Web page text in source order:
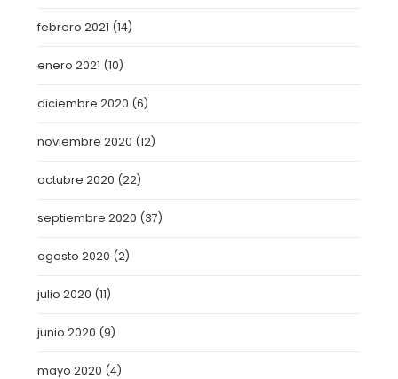
febrero 2021 (14)
enero 2021 (10)
diciembre 2020 (6)
noviembre 2020 (12)
octubre 2020 (22)
septiembre 2020 (37)
agosto 2020 (2)
julio 2020 (11)
junio 2020 (9)
mayo 2020 (4)